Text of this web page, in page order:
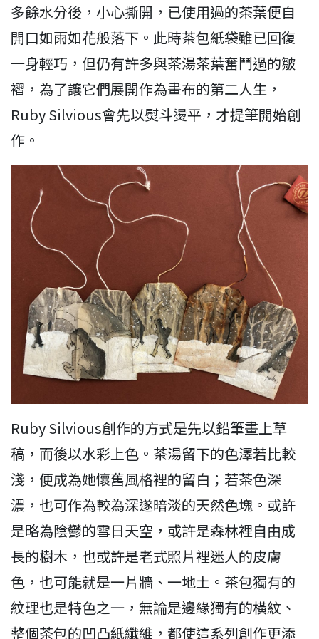
多餘水分後，小心撕開，已使用過的茶葉便自
開口如雨如花般落下。此時茶包紙袋雖已回復
一身輕巧，但仍有許多與茶湯茶葉奮鬥過的皺
褶，為了讓它們展開作為畫布的第二人生，
Ruby Silvious會先以熨斗燙平，才提筆開始創
作。
Ruby Silvious創作的方式是先以鉛筆畫上草
稿，而後以水彩上色。茶湯留下的色澤若比較
淺，便成為她懷舊風格裡的留白；若茶色深
濃，也可作為較為深遂暗淡的天然色塊。或許
是略為陰鬱的雪日天空，或許是森林裡自由成
長的樹木，也或許是老式照片裡迷人的皮膚
色，也可能就是一片牆、一地土。茶包獨有的
紋理也是特色之一，無論是邊緣獨有的橫紋、
整個茶包的凹凸紙纖維，都使這系列創作更添